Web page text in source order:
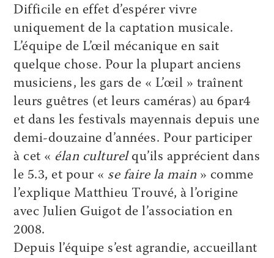
Difficile en effet d’espérer vivre
uniquement de la captation musicale.
L’équipe de L’œil mécanique en sait
quelque chose. Pour la plupart anciens
musiciens, les gars de « L’œil » traînent
leurs guêtres (et leurs caméras) au 6par4
et dans les festivals mayennais depuis une
demi-douzaine d’années. Pour participer
à cet « élan culturelqu’ils apprécient dans
le 5.3, et pour « se faire la main » comme
l’explique Matthieu Trouvé, à l’origine
avec Julien Guigot de l’association en
2008.
Depuis l’équipe s’est agrandie, accueillant